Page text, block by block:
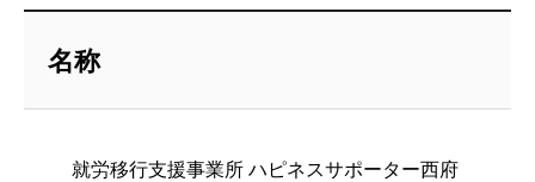
名称
就労移行支援事業所 ハピネスサポーター西府